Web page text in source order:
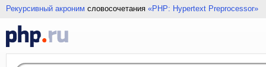
Рекурсивный акроним словосочетания «PHP: Hypertext Preprocessor»